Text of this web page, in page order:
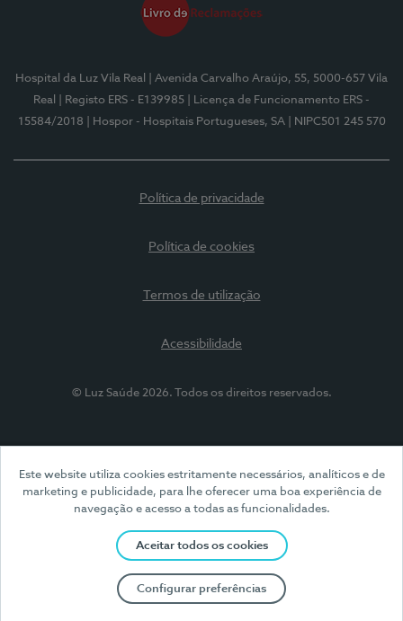
Este website utiliza cookies estritamente necessários, analíticos e de
marketing e publicidade, para lhe oferecer uma boa experiência de
navegação e acesso a todas as funcionalidades.
Aceitar todos os cookies
Configurar preferências
Hospital da Luz Vila Real
| Avenida Carvalho Araújo, 55, 5000-657 Vila
Real
| Registo ERS - E139985
| Licença de Funcionamento ERS -
15584/2018
| Hospor - Hospitais Portugueses, SA | NIPC501 245 570
Política de privacidade
Política de cookies
Termos de utilização
Acessibilidade
© Luz Saúde 2026. Todos os direitos reservados.